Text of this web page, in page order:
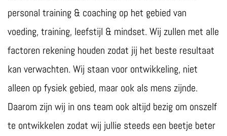
personal training & coaching op het gebied van
voeding, training, leefstijl & mindset. Wij zullen met alle
factoren rekening houden zodat jij het beste resultaat
kan verwachten. Wij staan voor ontwikkeling, niet
alleen op fysiek gebied, maar ook als mens zijnde.
Daarom zijn wij in ons team ook altijd bezig om onszelf
te ontwikkelen zodat wij jullie steeds een beetje beter